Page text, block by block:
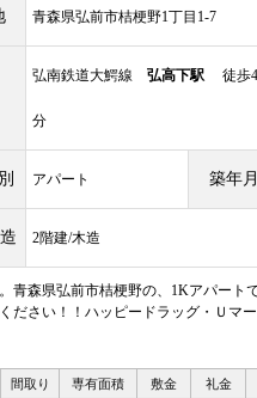
青森県弘前市桔梗野1丁目1-7
弘南鉄道大鰐線 弘高下駅 徒歩
分
アパート 築年月
2階建/木造
青森県弘前市桔梗野の、1Kアパー
さい！！ハッピードラッグ・Ｕマ
間取り 専有面積 敷金 礼金